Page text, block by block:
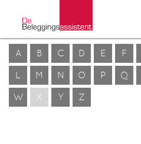
A B C D E F
L
M N O P Q
W
X Y Z